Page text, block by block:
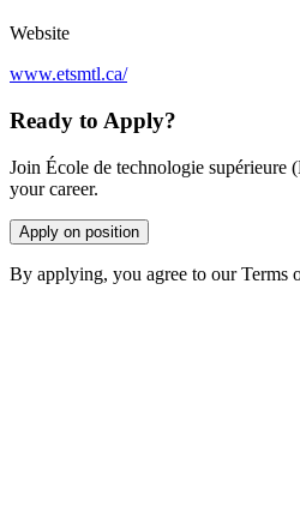
Website
www.etsmtl.ca/
Ready to Apply?
Join École de technologie supérieure
your career.
Apply on position
By applying, you agree to our Terms